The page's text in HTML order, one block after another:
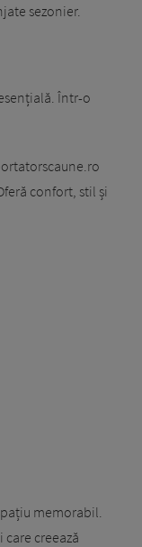
sezonier.
Într-o
confort, stil și
memorabil.
care creează